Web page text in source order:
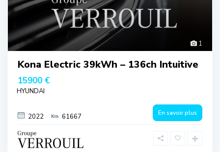
1
Kona Electric 39kWh – 136ch Intuitive
15900 €
HYUNDAI
2022 61667 En savoir plus